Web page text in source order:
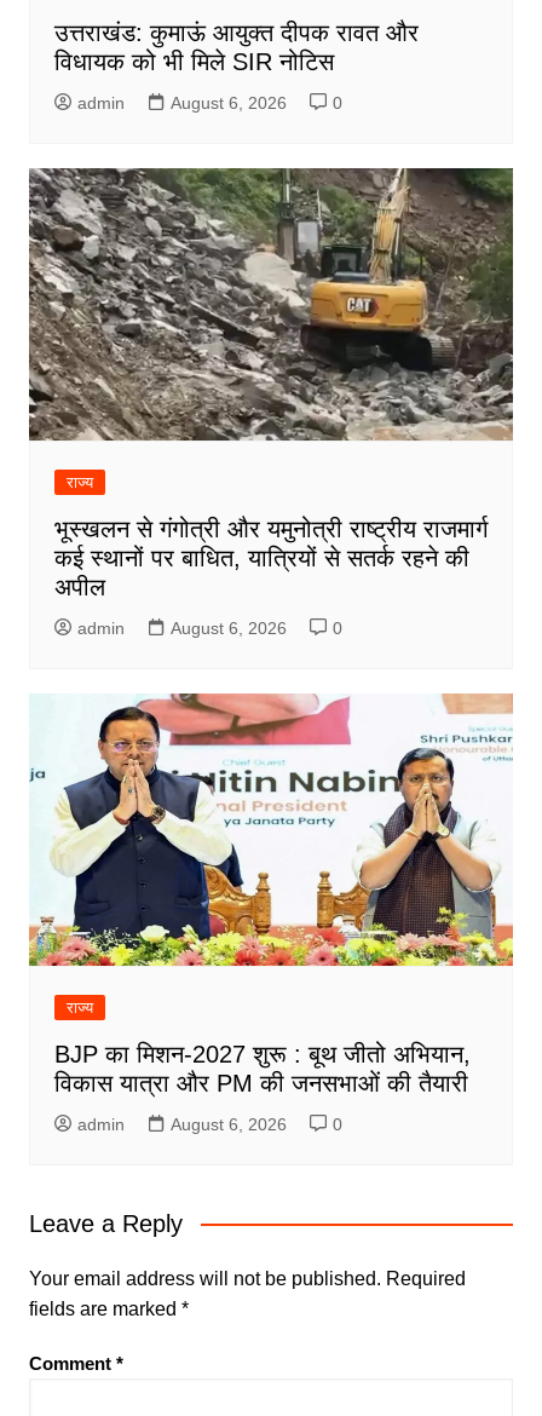
उत्तराखंड: कुमाऊं आयुक्त दीपक रावत और
विधायक को भी मिले SIR नोटिस
admin August 6, 2026 0
राज्य
भूस्खलन से गंगोत्री और यमुनोत्री राष्ट्रीय राजमार्ग
कई स्थानों पर बाधित, यात्रियों से सतर्क रहने की
अपील
admin August 6, 2026 0
राज्य
BJP का मिशन-2027 शुरू : बूथ जीतो अभियान,
विकास यात्रा और PM की जनसभाओं की तैयारी
admin August 6, 2026 0
Leave a Reply
Your email address will not be published. Required
fields are marked *
Comment *